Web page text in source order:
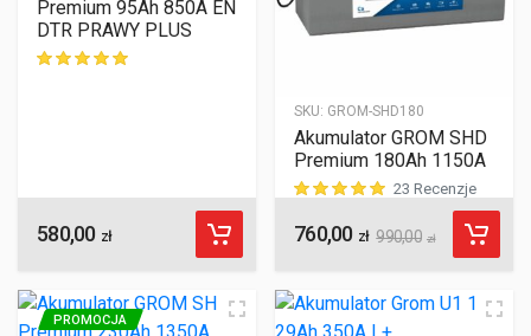
Premium 95Ah 850A EN
DTR PRAWY PLUS
580,00 zł
SKU: GROM-SHD180
Akumulator GROM SHD
Premium 180Ah 1150A
ocen klientów
23 Recenzje
760,00 zł 990,00 zł
PROMOCJA